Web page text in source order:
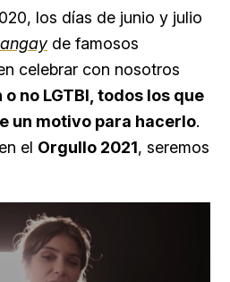
los días de junio y julio
de famosos
celebrar con nosotros
o no LGTBI, todos los que
un motivo para hacerlo.
el Orgullo 2021, seremos